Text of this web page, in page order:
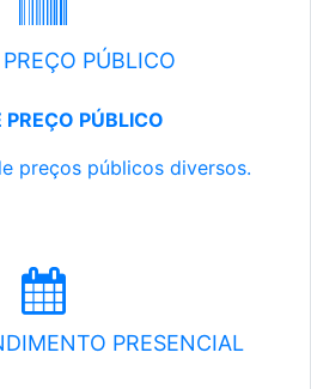
PÚBLICO
PREÇO PÚBLICO
preços públicos diversos.
PRESENCIAL